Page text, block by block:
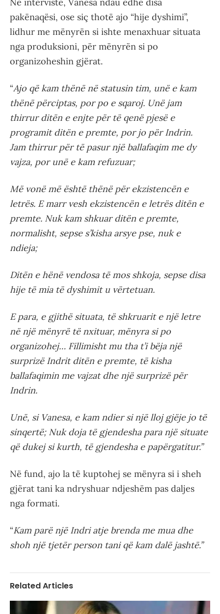
pakënaqësi, ose siç thotë ajo “hije dyshimi”,
lidhur me mënyrën si ishte menaxhuar situata
nga produksioni, për mënyrën si po
organizoheshin gjërat.
“Ajo që kam thënë në statusin tim, unë e kam
thënë përciptas, por po e sqaroj. Unë jam
thirrur ditën e enjte për të qenë pjesë e
programit ditën e premte, por jo për Indrin.
Jam thirrur për të pasur një ballafaqim me dy
vajza, por unë e kam refuzuar;
Më vonë më është thënë për ekzistencën e
letrës. E marr vesh ekzistencën e letrës ditën e
premte. Nuk kam shkuar ditën e premte,
normalisht, sepse s’kisha arsye pse, nuk e
ndieja;
Ditën e hënë vendosa të mos shkoja, sepse disa
hije të mia të dyshimit u vërtetuan.
E para, e gjithë situata, të shkruarit e një letre
në një mënyrë të nxituar, mënyra si po
organizohej… Fillimisht mu tha t’i bëja një
surprizë Indrit ditën e premte, të kisha
ballafaqimin me vajzat dhe një surprizë për
Indrin.
Unë, si Vanesa, e kam ndier si një lloj gjëje jo të
sinqertë; Nuk doja të gjendesha para një situate
që dukej si kurth, të gjendesha e papërgatitur.”
Në fund, ajo la të kuptohej se mënyra si i sheh
gjërat tani ka ndryshuar ndjeshëm pas daljes
nga formati.
“Kam parë një Indri atje brenda me mua dhe
shoh një tjetër person tani që kam dalë jashtë.”
Related Articles